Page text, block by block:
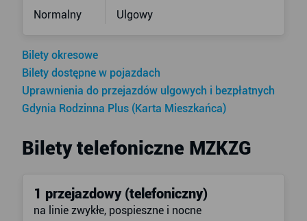
Normalny Ulgowy
Bilety okresowe
Bilety dostępne w pojazdach
Uprawnienia do przejazdów ulgowych i bezpłatnych
Gdynia Rodzinna Plus (Karta Mieszkańca)
Bilety telefoniczne MZKZG
1 przejazdowy (telefoniczny)
na linie zwykłe, pospieszne i nocne